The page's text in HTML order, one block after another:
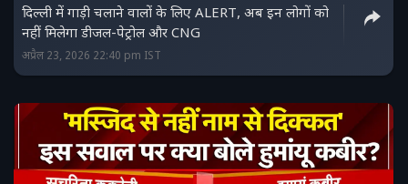
दिल्ली में गाड़ी चलाने वालों के लिए ALERT, अब इन लोगों को
नहीं मिलेगा डीजल-पेट्रोल और CNG
अप्रैल 23, 2026 22:40 pm IST